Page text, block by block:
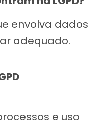
envolva dados
adequado.
e uso